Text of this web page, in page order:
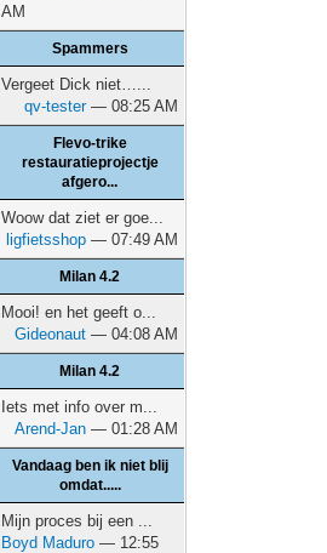
AM
Spammers
Vergeet Dick niet…...
qv-tester— 08:25 AM
Flevo-trike
restauratieprojectje
afgero...
Woow dat ziet er goe...
ligfietsshop — 07:49 AM
Milan 4.2
Mooi! en het geeft o...
Gideonaut — 04:08 AM
Milan 4.2
Iets met info over m...
Arend-Jan — 01:28 AM
Vandaag ben ik niet blij
omdat.....
Mijn proces bij een ...
Boyd Maduro — 12:55